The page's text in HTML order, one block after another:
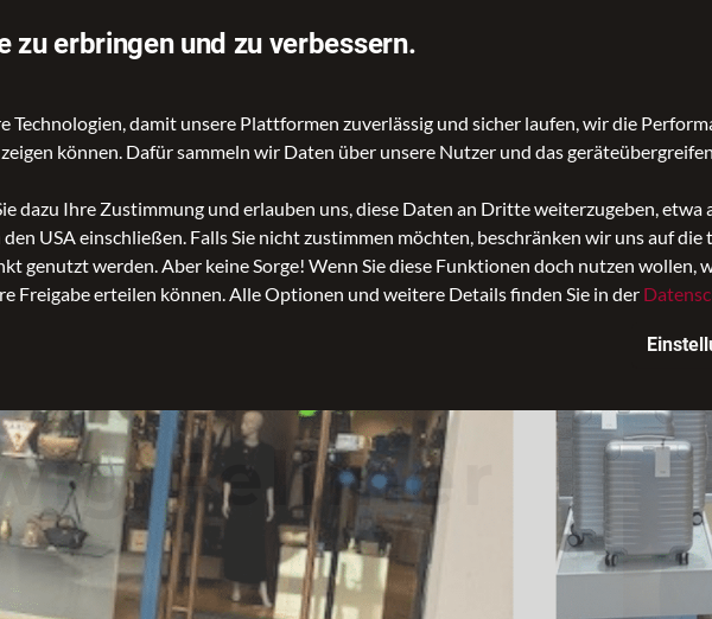
zu erbringen und zu verbessern.
Technologien, damit unsere Plattformen zuverlässig und sicher laufen, wir die
können. Dafür sammeln wir Daten über unsere Nutzer und das
dazu Ihre Zustimmung und erlauben uns, diese Daten an Dritte weiterzugeben,
USA einschließen. Falls Sie nicht zustimmen möchten, beschränken wir uns auf
genutzt werden. Aber keine Sorge! Wenn Sie diese Funktionen doch nutzen wollen,
Freigabe erteilen können. Alle Optionen und weitere Details finden Sie in der